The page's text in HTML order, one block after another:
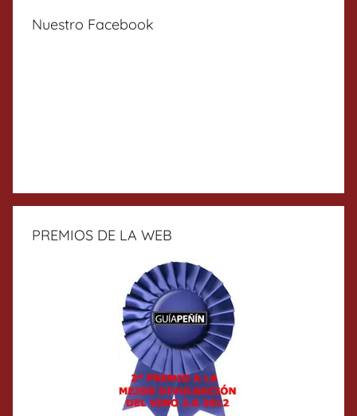
Nuestro Facebook
PREMIOS DE LA WEB